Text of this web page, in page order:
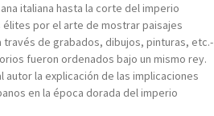
italiana hasta la corte del imperio
élites por el arte de mostrar paisajes
de grabados, dibujos, pinturas, etc.-
fueron ordenados bajo un mismo rey.
autor la explicación de las implicaciones
en la época dorada del imperio